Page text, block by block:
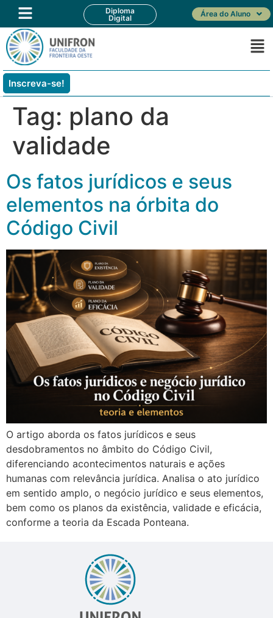
Diploma
Digital
Área do Aluno
Inscreva-se!
Tag: plano da
validade
Os fatos jurídicos e seus
elementos na órbita do
Código Civil
O artigo aborda os fatos jurídicos e seus
desdobramentos no âmbito do Código Civil,
diferenciando acontecimentos naturais e ações
humanas com relevância jurídica. Analisa o ato jurídico
em sentido amplo, o negócio jurídico e seus elementos,
bem como os planos da existência, validade e eficácia,
conforme a teoria da Escada Ponteana.